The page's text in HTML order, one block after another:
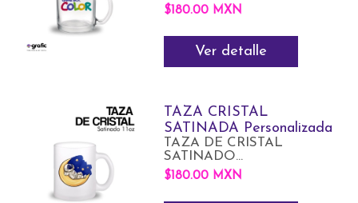
$180.00 MXN
Ver detalle
TAZA CRISTAL
SATINADA Personalizada
TAZA DE CRISTAL
SATINADO...
$180.00 MXN